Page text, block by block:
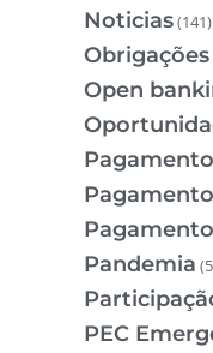
Noticias(141)
Open
Pandemia
PEC